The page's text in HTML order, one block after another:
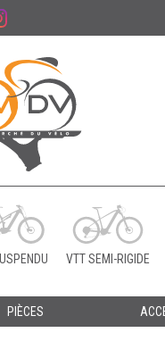
Le
VTT SEMI-RIGIDE
PIÈCES